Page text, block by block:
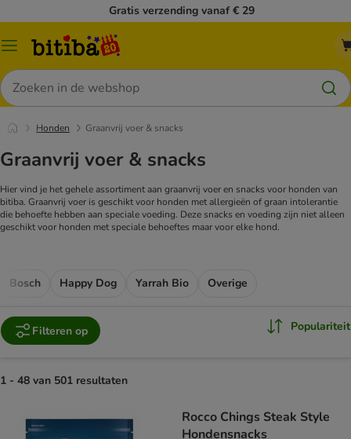
Gratis verzending vanaf € 29
Catalogusmenu
Zoeken
Honden Graanvrij voer & snacks
Graanvrij voer & snacks
Hier vind je het gehele assortiment aan graanvrij voer en snacks voor honden van
bitiba. Graanvrij voer is geschikt voor honden met allergieën of graan intolerantie
die behoefte hebben aan speciale voeding. Deze snacks en voeding zijn niet alleen
geschikt voor honden met speciale behoeftes maar voor elke hond.
Bosch Happy Dog Yarrah Bio Overige
Filteren op Populariteit
1 - 48 van 501 resultaten
Rocco Chings Steak Style
Hondensnacks